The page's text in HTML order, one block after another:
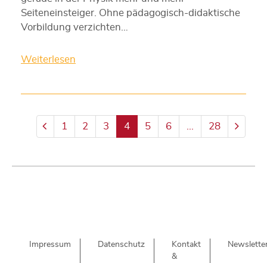
Seiteneinsteiger. Ohne pädagogisch-didaktische
Vorbildung verzichten…
Weiterlesen
1 2 3 4 5 6 28
Impressum Datenschutz
Kontakt
&